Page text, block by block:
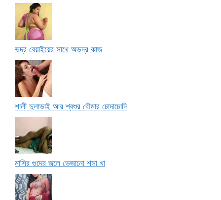
ভদ্র বেয়াইয়ের সাথে অভদ্র কাজ
শালী দুলাভাই আর শ্বশুর বৌমার চোদাচোদি
মাসির গুদের জলে ভেজানো শসা খা